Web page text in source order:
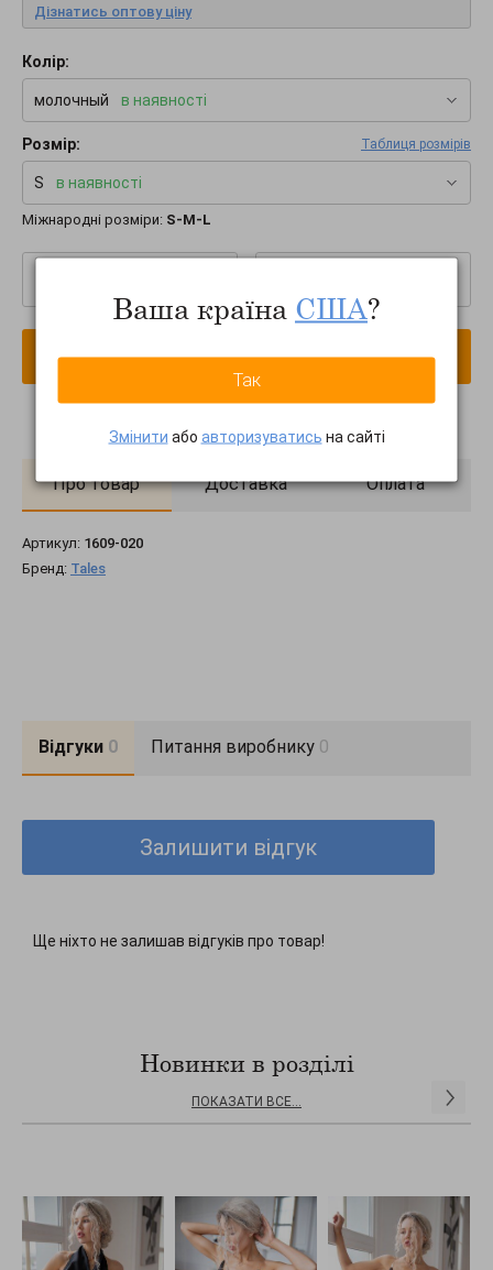
Дізнатись оптову ціну
Колір:
молочный в наявності
Розмір: Таблиця розмірів
S в наявності
Міжнародні розміри: S-M-L
В кошик
Про товар Доставка Оплата
Артикул: 1609-020
Бренд: Tales
Відгуки 0 Питання виробнику 0
Залишити відгук
Ще ніхто не залишав відгуків про товар!
Новинки в розділі
ПОКАЗАТИ ВСЕ...
Ваша країна США?
Так
Змінити або авторизуватись на сайті